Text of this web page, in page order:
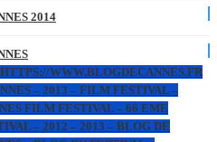
2014
HTTPS://WWW.BLOGDECANNES.FR
– 2013 – FILM FESTIVAL –
FILM FESTIVAL – 66 EME
– 2012 – 2013 – BLOG DE